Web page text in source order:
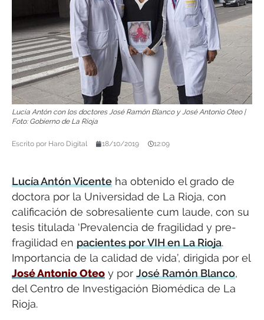
Lucía Antón con los doctores José Ramón Blanco y José Antonio Oteo |
Foto: Gobierno de La Rioja
Escrito por Haro Digital 18/10/2019 12:09
Lucía Antón Vicente ha obtenido el grado de
doctora por la Universidad de La Rioja, con
calificación de sobresaliente cum laude, con su
tesis titulada ‘Prevalencia de fragilidad y pre-
fragilidad en pacientes por VIH en La Rioja.
Importancia de la calidad de vida’, dirigida por el
José Antonio Oteo y por José Ramón Blanco,
del Centro de Investigación Biomédica de La
Rioja.